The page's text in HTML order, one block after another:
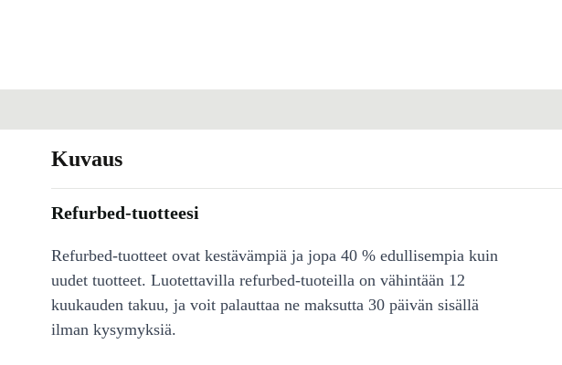
Kuvaus
Refurbed-tuotteesi
Refurbed-tuotteet ovat kestävämpiä ja jopa 40 % edullisempia kuin
uudet tuotteet. Luotettavilla refurbed-tuoteilla on vähintään 12
kuukauden takuu, ja voit palauttaa ne maksutta 30 päivän sisällä
ilman kysymyksiä.